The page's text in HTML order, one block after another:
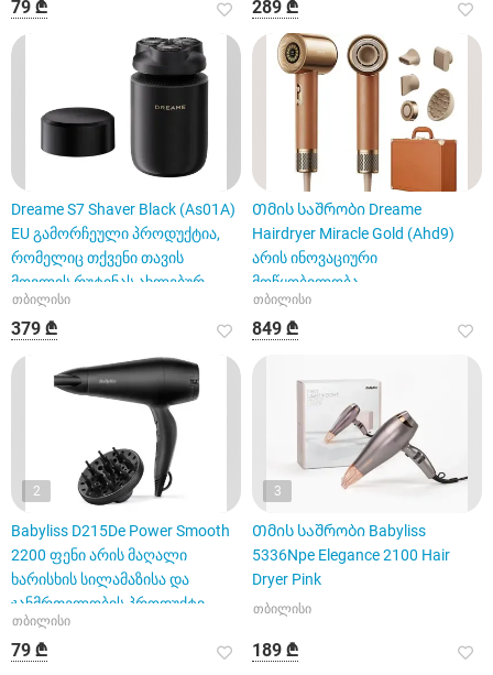
79 ₾ 289 ₾
Dreame S7 Shaver Black (As01A)
EU გამორჩეული პროდუქტია,
რომელიც თქვენი თავის
მოვლის რუტინას ახლებურ
თბილისი
379 ₾
Თმის საშრობი Dreame
Hairdryer Miracle Gold (Ahd9)
არის ინოვაციური
მოწყობილობა
თბილისი
849 ₾
2
Babyliss D215De Power Smooth
2200 ფენი არის მაღალი
ხარისხის სილამაზისა და
ჯანმრთელობის პროდუქტი
თბილისი
79 ₾
3
Თმის საშრობი Babyliss
5336Npe Elegance 2100 Hair
Dryer Pink
თბილისი
189 ₾